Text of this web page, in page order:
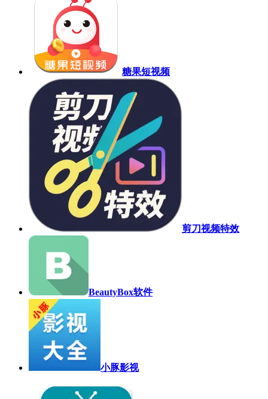
糖果短视频
剪刀视频特效
BeautyBox软件
小豚影视